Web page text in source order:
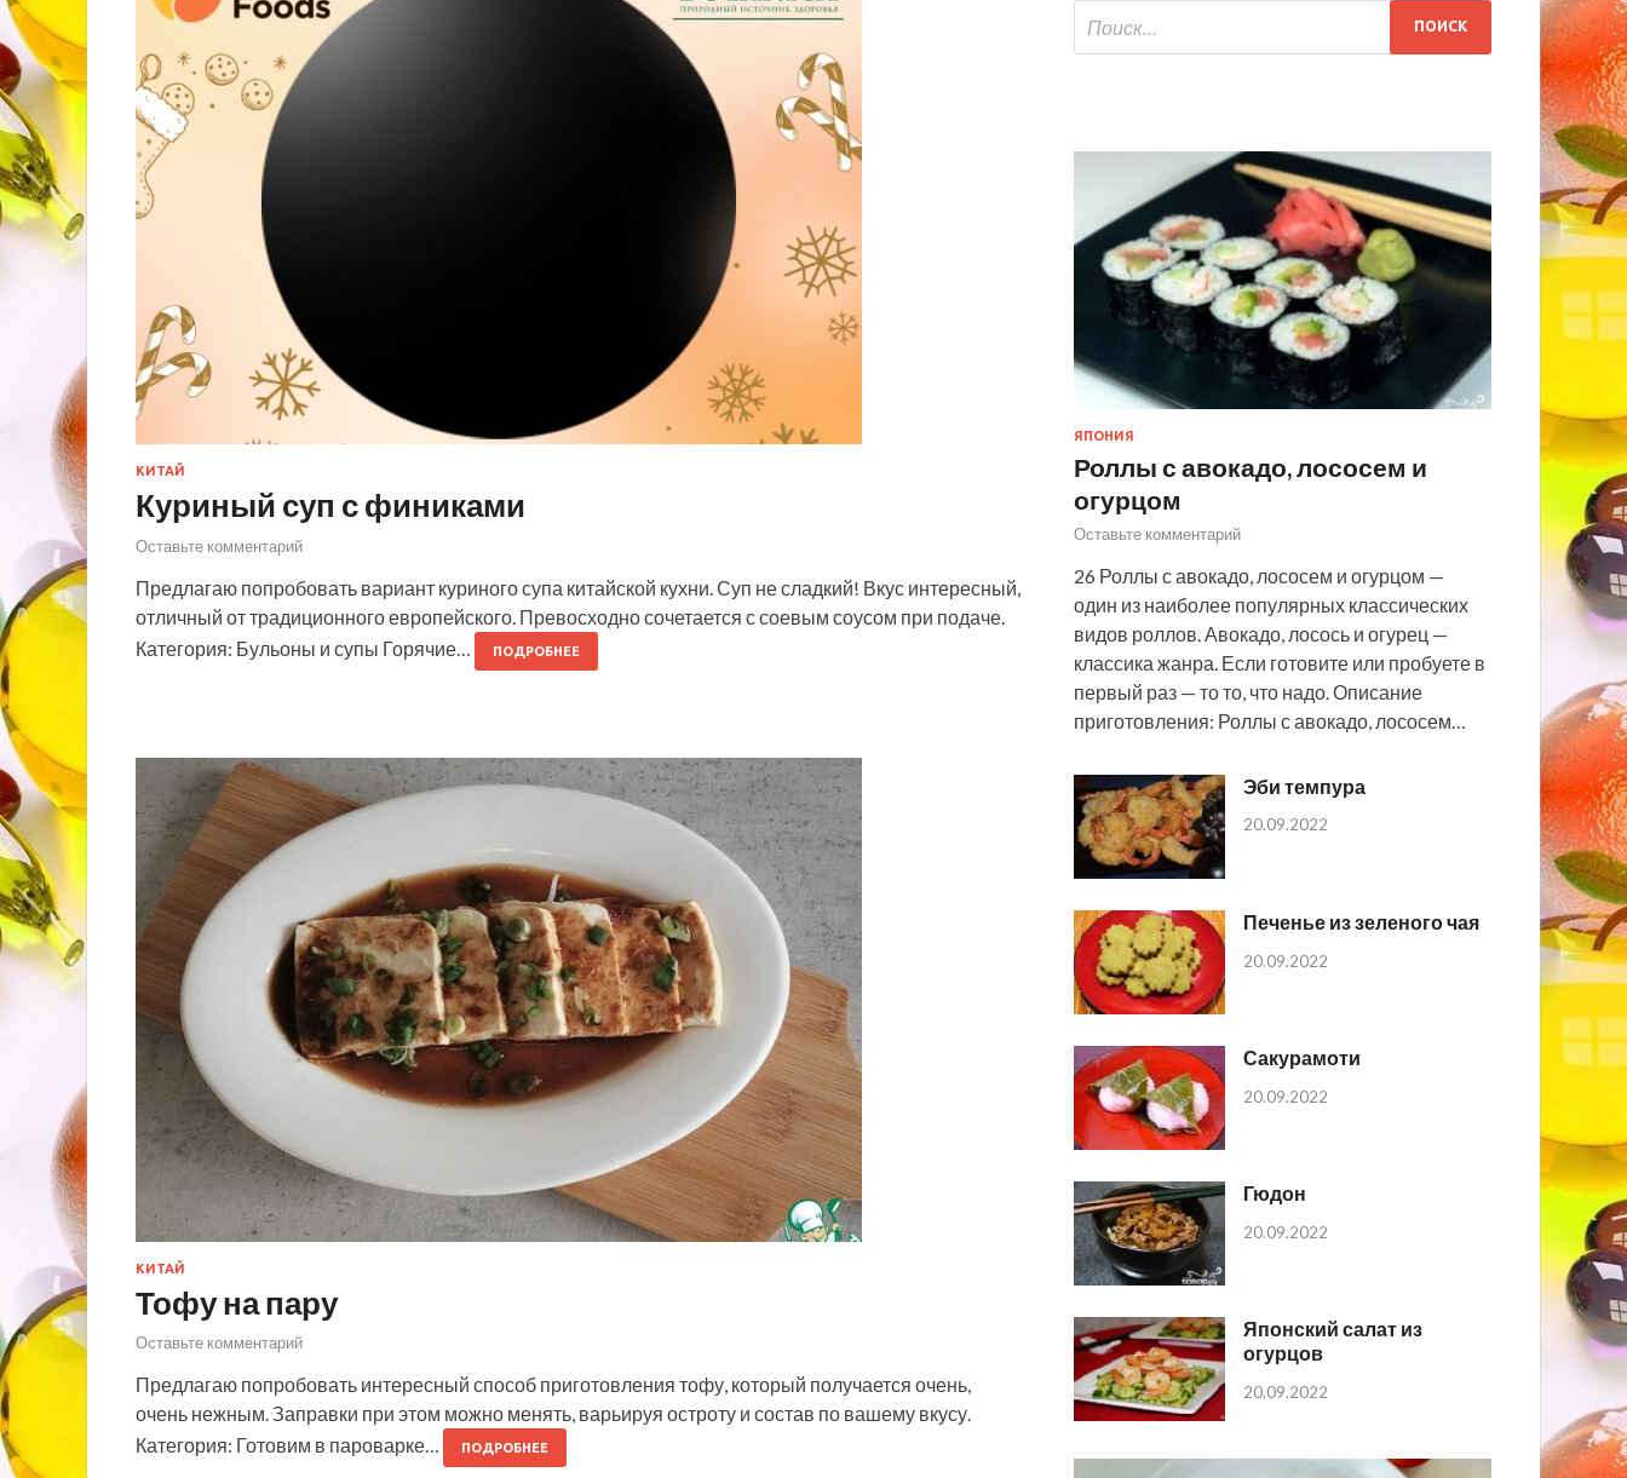
КИТАЙ
Куриный суп с финиками
Оставьте комментарий
Предлагаю попробовать вариант куриного супа китайской кухни. Суп не сладкий! Вкус интересный,
отличный от традиционного европейского. Превосходно сочетается с соевым соусом при подаче.
Категория: Бульоны и супы Горячие…
ПОДРОБНЕЕ
КИТАЙ
Тофу на пару
Оставьте комментарий
Предлагаю попробовать интересный способ приготовления тофу, который получается очень,
очень нежным. Заправки при этом можно менять, варьируя остроту и состав по вашему вкусу.
Категория: Готовим в пароварке…
ПОДРОБНЕЕ
ЯПОНИЯ
Роллы с авокадо, лососем и
огурцом
Оставьте комментарий
26 Роллы с авокадо, лососем и огурцом —
один из наиболее популярных классических
видов роллов. Авокадо, лосось и огурец —
классика жанра. Если готовите или пробуете в
первый раз — то то, что надо. Описание
приготовления: Роллы с авокадо, лососем…
Эби темпура
20.09.2022
Печенье из зеленого чая
20.09.2022
Сакурамоти
20.09.2022
Гюдон
20.09.2022
Японский салат из
огурцов
20.09.2022